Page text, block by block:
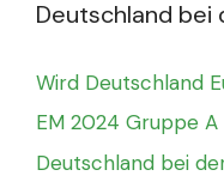
Deutschland bei
Wird Deutschland
EM 2024 Gruppe
Deutschland bei